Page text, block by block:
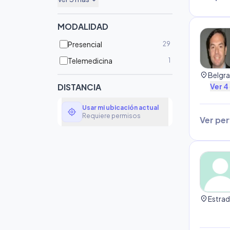
MODALIDAD
Presencial 29
Telemedicina 1
DISTANCIA
my_location
Usar mi ubicación actual
Requiere permisos
location_on
Ver 4
Ver
location_on